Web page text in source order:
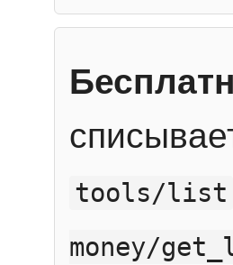
tools/list
money/